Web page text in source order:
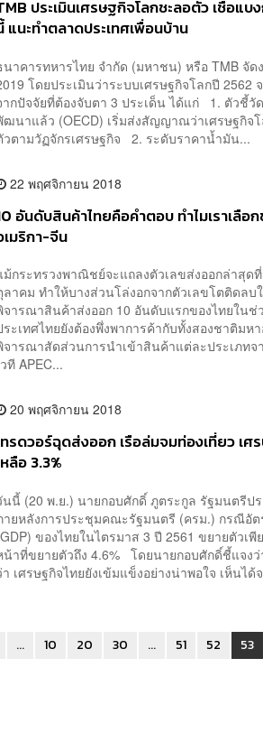
ประเมินเศรษฐกิจโลกชะลอตัว เชื่อแ
แนะทำตลาดประเทศเพื่อนบ้าน
นาคารทหารไทย จำกัด (มหาชน) หรือ TMB จัด
โดยประเมินว่าระบบเศรษฐกิจโลกปี
ากปัจจัยที่ต้องจับตา 3 ประเด็น ได้แก่ 1. ตัวชี้วั
ฒนาแล้ว (OECD) เริ่มส่งสัญญาณว่าเศรษฐกิจ
วตามวัฏจักรเศรษฐกิจ 2. ระดับราคาน้ำมัน...
22 พฤศจิกายน 2018
อันดับสินค้าไทยคือคำตอบ ทำไมเราเลือ
เมริกา-จีน
ม้กระทรวงพาณิชย์จะแถลงตัวเลขส่งออกล่าสุด
ลาคม ทำให้บางส่วนโล่งอกจากตัวเลขโตติดลบ
จารณาสินค้าส่งออก 10 อันดับแรกของไทยในช่
ระเทศไทยยังต้องพึ่งพาการค้ากับทั้งสองชาติมห
จารณาสัดส่วนการนำเข้าสินค้าแต่ละประเภทจ
วที APEC...
20 พฤศจิกายน 2018
ทรดวอร์ฉุดส่งออก เรือล่มจมท่องเที่ยว เศ
หลือ 3.3%
นนี้ (20 พ.ย.) นายกอบศักดิ์ ภูตระกูล รัฐมนตรีป
ายหลังการประชุมคณะรัฐมนตรี (ครม.) กรณีอัต
ของไทยในไตรมาส 3 ปี 2561 ขยายตัวเ
น้าที่ขยายตัวถึง 4.6% โดยนายกอบศักดิ์ชี้แจง
า เศรษฐกิจไทยยังเข้มแข็งอย่างน่าพอใจ เห็นได้
... 10 20 30 ... 51 52 53